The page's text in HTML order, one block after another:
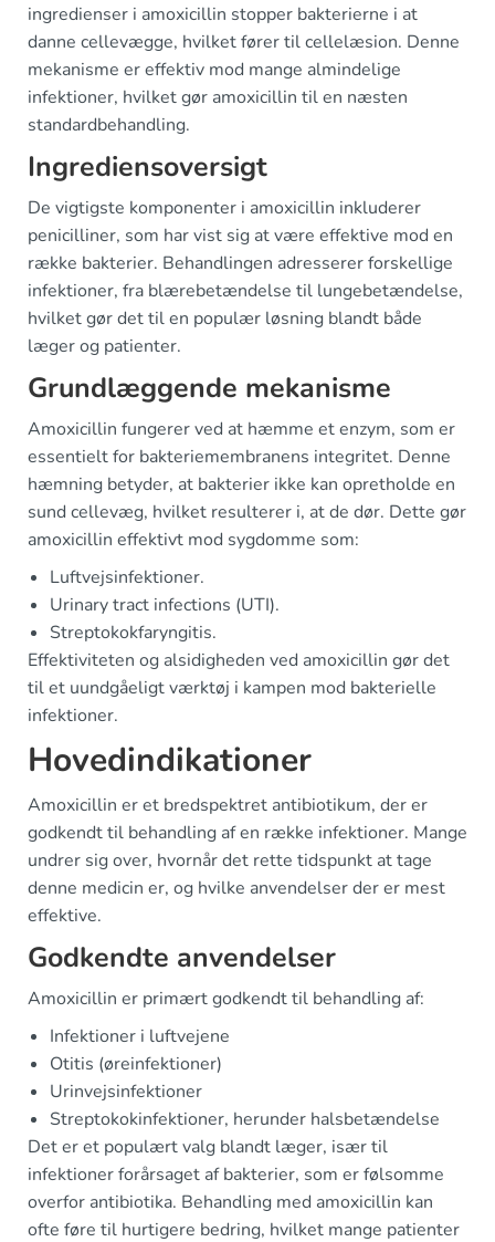
ingredienser i amoxicillin stopper bakterierne i at
danne cellevægge, hvilket fører til cellelæsion. Denne
mekanisme er effektiv mod mange almindelige
infektioner, hvilket gør amoxicillin til en næsten
standardbehandling.
Ingrediensoversigt
De vigtigste komponenter i amoxicillin inkluderer
penicilliner, som har vist sig at være effektive mod en
række bakterier. Behandlingen adresserer forskellige
infektioner, fra blærebetændelse til lungebetændelse,
hvilket gør det til en populær løsning blandt både
læger og patienter.
Grundlæggende mekanisme
Amoxicillin fungerer ved at hæmme et enzym, som er
essentielt for bakteriemembranens integritet. Denne
hæmning betyder, at bakterier ikke kan opretholde en
sund cellevæg, hvilket resulterer i, at de dør. Dette gør
amoxicillin effektivt mod sygdomme som:
Luftvejsinfektioner.
Urinary tract infections (UTI).
Streptokokfaryngitis.
Effektiviteten og alsidigheden ved amoxicillin gør det
til et uundgåeligt værktøj i kampen mod bakterielle
infektioner.
Hovedindikationer
Amoxicillin er et bredspektret antibiotikum, der er
godkendt til behandling af en række infektioner. Mange
undrer sig over, hvornår det rette tidspunkt at tage
denne medicin er, og hvilke anvendelser der er mest
effektive.
Godkendte anvendelser
Amoxicillin er primært godkendt til behandling af:
Infektioner i luftvejene
Otitis (øreinfektioner)
Urinvejsinfektioner
Streptokokinfektioner, herunder halsbetændelse
Det er et populært valg blandt læger, især til
infektioner forårsaget af bakterier, som er følsomme
overfor antibiotika. Behandling med amoxicillin kan
ofte føre til hurtigere bedring, hvilket mange patienter